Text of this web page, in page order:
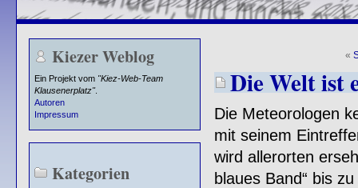
Kiezer Weblog
Ein Projekt vom "Kiez-Web-Team
Klausenerplatz".
Autoren
Impressum
Kategorien
«
Die Welt ist
Die Meteorologen
mit seinem
wird allerorten
blaues Band“ bis